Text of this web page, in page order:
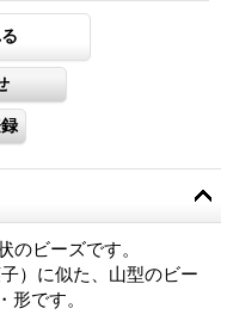
のビーズです。
）に似た、山型のビー
形です。